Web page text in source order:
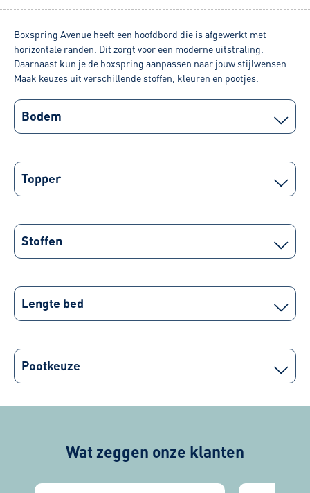
Boxspring Avenue heeft een hoofdbord die is afgewerkt met
horizontale randen. Dit zorgt voor een moderne uitstraling.
Daarnaast kun je de boxspring aanpassen naar jouw stijlwensen.
Maak keuzes uit verschillende stoffen, kleuren en pootjes.
Bodem
Topper
Stoffen
Lengte bed
Pootkeuze
Wat zeggen onze klanten